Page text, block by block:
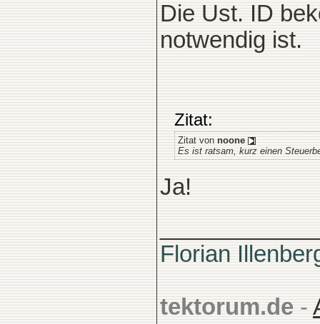
Die Ust. ID
notwendig ist.
Zitat:
Zitat von noone
Es ist ratsam, kurz einen
Ja!
Florian
tektorum.de -